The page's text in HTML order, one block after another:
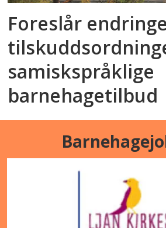
Foreslår
samiskspråklige
barnehagetilbud